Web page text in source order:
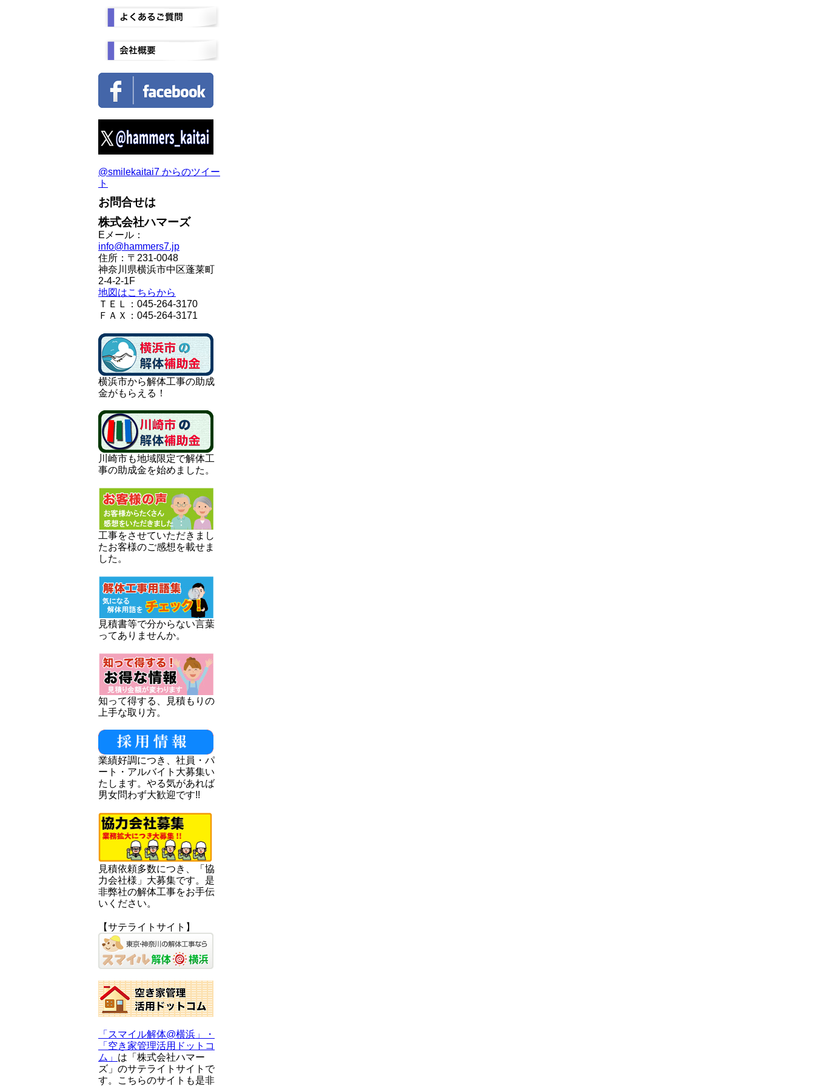
@smilekaitai7 からのツイー
ト
お問合せは
株式会社ハマーズ
Eメール：
info@hammers7.jp
住所：〒231-0048
神奈川県横浜市中区蓬莱町
2-4-2-1F
地図はこちらから
ＴＥＬ：045-264-3170
ＦＡＸ：045-264-3171
横浜市から解体工事の助成
金がもらえる！
川崎市も地域限定で解体工
事の助成金を始めました。
工事をさせていただきまし
たお客様のご感想を載せま
した。
見積書等で分からない言葉
ってありませんか。
知って得する、見積もりの
上手な取り方。
業績好調につき、社員・パ
ート・アルバイト大募集い
たします。やる気があれば
男女問わず大歓迎です!!
見積依頼多数につき、「協
力会社様」大募集です。是
非弊社の解体工事をお手伝
いください。
【サテライトサイト】
「スマイル解体@横浜」・
「空き家管理活用ドットコ
ム」 は「株式会社ハマー
ズ」のサテライトサイトで
す。こちらのサイトも是非